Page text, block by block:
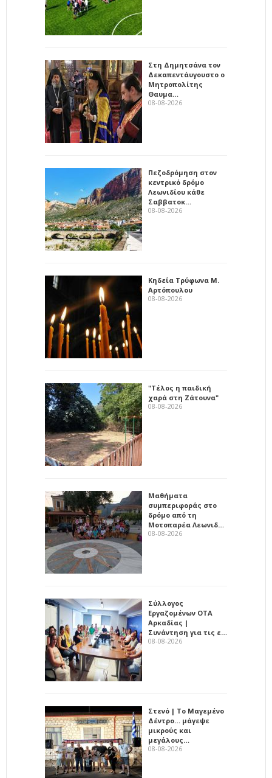
Στη Δημητσάνα τον
Δεκαπεντάυγουστο ο
Μητροπολίτης
Θαυμα…
08-08-2026
Πεζοδρόμηση στον
κεντρικό δρόμο
Λεωνιδίου κάθε
Σαββατοκ…
08-08-2026
Κηδεία Τρύφωνα Μ.
Αρτόπουλου
08-08-2026
"Τέλος η παιδική
χαρά στη Ζάτουνα"
08-08-2026
Μαθήματα
συμπεριφοράς στο
δρόμο από τη
Μοτοπαρέα Λεωνιδ…
08-08-2026
Σύλλογος
Εργαζομένων ΟΤΑ
Αρκαδίας |
Συνάντηση για τις ε…
08-08-2026
Στενό | Το Μαγεμένο
Δέντρο… μάγεψε
μικρούς και
μεγάλους…
08-08-2026